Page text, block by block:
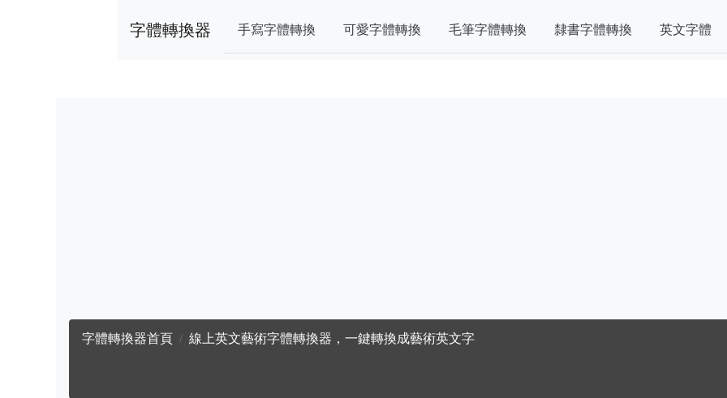
字體轉換器 手寫字體轉換 可愛字體轉換 毛筆字體轉換 隸書字體轉換 英文字體
字體轉換器首頁 線上英文藝術字體轉換器，一鍵轉換成藝術英文字